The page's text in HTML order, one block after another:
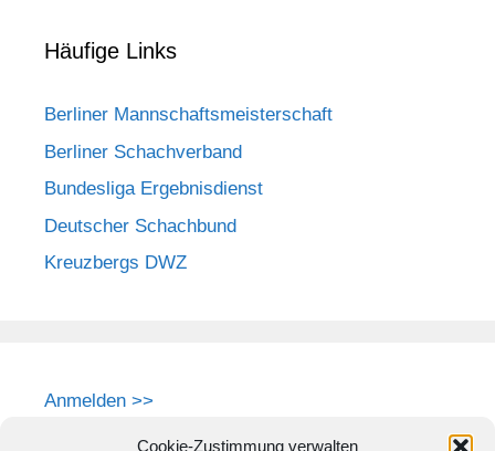
Cookie-Zustimmung verwalten
Häufige Links
Berliner Mannschaftsmeisterschaft
Berliner Schachverband
Bundesliga Ergebnisdienst
Deutscher Schachbund
Kreuzbergs DWZ
Anmelden >>